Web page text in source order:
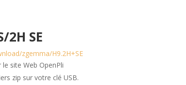
SE
zgemma/H9.2H+SE
site Web OpenPli
zip sur votre clé USB.